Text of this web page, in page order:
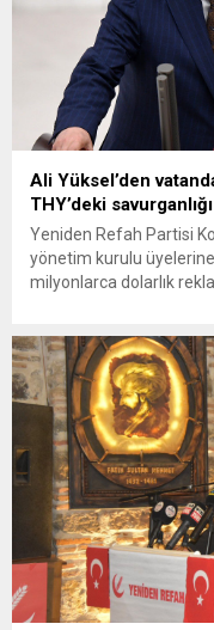
Ali Yüksel’den
THY’deki
Yeniden Refah Partisi
yönetim kurulu üyelerine
milyonlarca dolarlık
Bakan Uraloğlu’na son 5
oranlarını sordu. Türk